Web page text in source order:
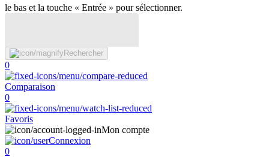
le bas et la touche « Entrée » pour sélectionner.
Rechercher
0
Comparaison
0
Favoris
Mon compte
Connexion
0